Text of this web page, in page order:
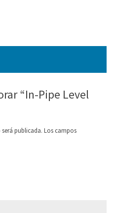
“In-Pipe Level
publicada. Los campos